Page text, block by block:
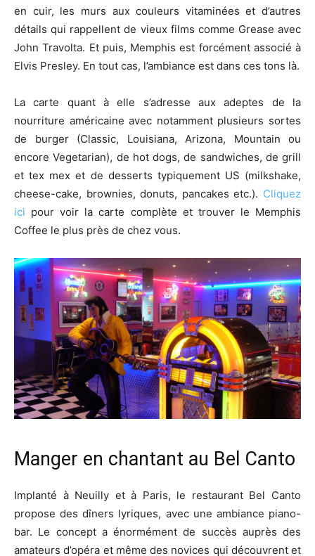
en cuir, les murs aux couleurs vitaminées et d’autres
détails qui rappellent de vieux films comme Grease avec
John Travolta. Et puis, Memphis est forcément associé à
Elvis Presley. En tout cas, l’ambiance est dans ces tons là.
La carte quant à elle s’adresse aux adeptes de la
nourriture américaine avec notamment plusieurs sortes
de burger (Classic, Louisiana, Arizona, Mountain ou
encore Vegetarian), de hot dogs, de sandwiches, de grill
et tex mex et de desserts typiquement US (milkshake,
cheese-cake, brownies, donuts, pancakes etc.). Cliquez
ici pour voir la carte complète et trouver le Memphis
Coffee le plus près de chez vous.
Manger en chantant au Bel Canto
Implanté à Neuilly et à Paris, le restaurant Bel Canto
propose des dîners lyriques, avec une ambiance piano-
bar. Le concept a énormément de succès auprès des
amateurs d’opéra et même des novices qui découvrent et